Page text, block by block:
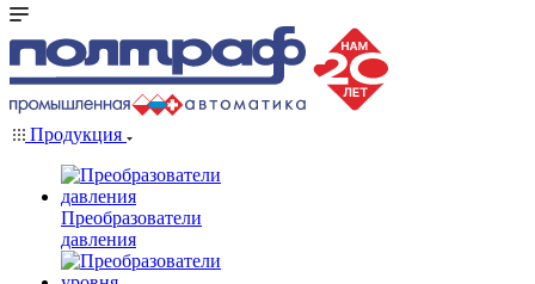
Продукция
Преобразователи
давления